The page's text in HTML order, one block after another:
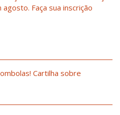
agosto. Faça sua inscrição
Cartilha sobre